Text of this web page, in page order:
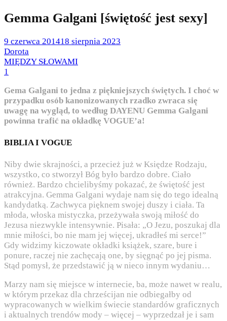
Gemma Galgani [świętość jest sexy]
Posted
on
9 czerwca 201418 sierpnia 2023
by
Dorota
Posted
in
MIĘDZY SŁOWAMI
1
Gema Galgani to jedna z piękniejszych świętych. I choć w
przypadku osób kanonizowanych rzadko zwraca się
uwagę na wygląd, to według DAYENU Gemma Galgani
powinna trafić na okładkę VOGUE’a!
BIBLIA I VOGUE
Niby dwie skrajności, a przecież już w Księdze Rodzaju,
wszystko, co stworzył Bóg było bardzo dobre. Ciało
również. Bardzo chcielibyśmy pokazać, że świętość jest
atrakcyjna. Gemma Galgani wydaje nam się do tego idealną
kandydatką. Zachwyca pięknem swojej duszy i ciała. Ta
młoda, włoska mistyczka, przeżywała swoją miłość do
Jezusa niezwykle intensywnie. Pisała: „O Jezu, poszukaj dla
mnie miłości, bo nie mam jej więcej, ukradłeś mi serce!”
Gdy widzimy kiczowate okładki książek, szare, bure i
ponure, raczej nie zachęcają one, by sięgnąć po jej pisma.
Stąd pomysł, że przedstawić ją w nieco innym wydaniu…
Marzy nam się miejsce w internecie, ba, może nawet w realu,
w którym przekaz dla chrześcijan nie odbiegałby od
wypracowanych w wielkim świecie standardów graficznych
i aktualnych trendów mody – więcej – wyprzedzał je i sam